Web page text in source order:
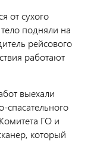
от сухого
подняли на
рейсового
работают
выехали
спасательного
ГО и
который